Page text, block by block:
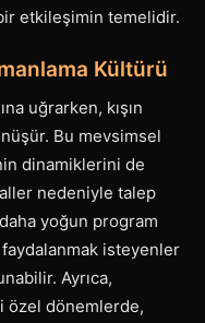
etkileşimin temelidir.
Kültürü
uğrarken, kışın
Bu mevsimsel
dinamiklerini de
nedeniyle talep
yoğun program
faydalanmak isteyenler
Ayrıca,
özel dönemlerde,